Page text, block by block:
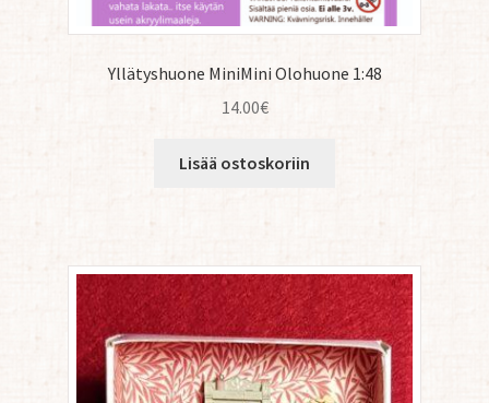
Yllätyshuone MiniMini Olohuone 1:48
14.00€
Lisää ostoskoriin